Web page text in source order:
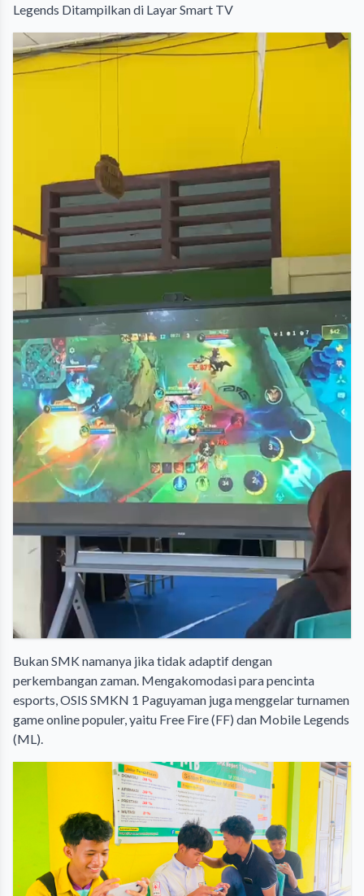
Legends Ditampilkan di Layar Smart TV
​Bukan SMK namanya jika tidak adaptif dengan
perkembangan zaman. Mengakomodasi para pencinta
esports, OSIS SMKN 1 Paguyaman juga menggelar turnamen
game online populer, yaitu Free Fire (FF) dan Mobile Legends
(ML).